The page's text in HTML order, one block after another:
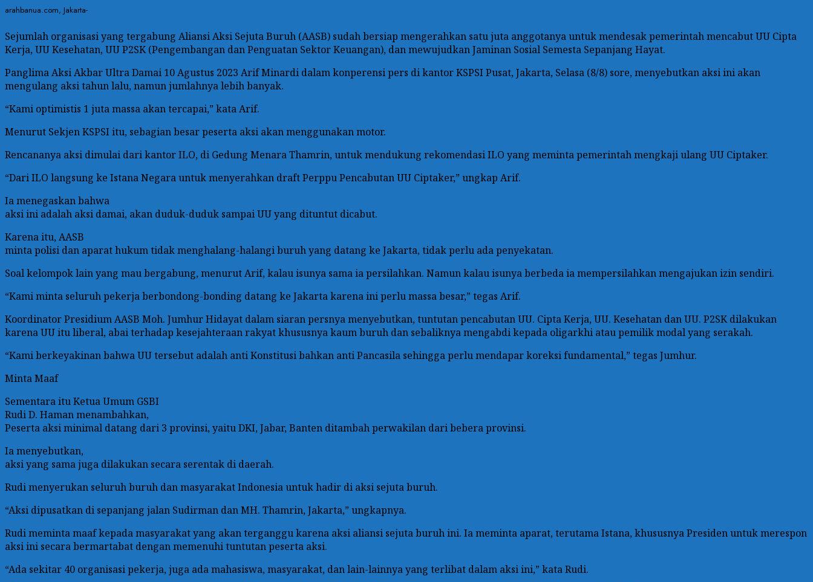
arahbanua.com, Jakarta-
Sejumlah organisasi yang tergabung Aliansi Aksi Sejuta Buruh (AASB) sudah bersiap mengerahkan satu juta anggotanya untuk mendesak pemerintah mencabut UU Cipta
Kerja, UU Kesehatan, UU P2SK (Pengembangan dan Penguatan Sektor Keuangan), dan mewujudkan Jaminan Sosial Semesta Sepanjang Hayat.
Panglima Aksi Akbar Ultra Damai 10 Agustus 2023 Arif Minardi dalam konperensi pers di kantor KSPSI Pusat, Jakarta, Selasa (8/8) sore, menyebutkan aksi ini akan
mengulang aksi tahun lalu, namun jumlahnya lebih banyak.
“Kami optimistis 1 juta massa akan tercapai,” kata Arif.
Menurut Sekjen KSPSI itu, sebagian besar peserta aksi akan menggunakan motor.
Rencananya aksi dimulai dari kantor ILO, di Gedung Menara Thamrin, untuk mendukung rekomendasi ILO yang meminta pemerintah mengkaji ulang UU Ciptaker.
“Dari ILO langsung ke Istana Negara untuk menyerahkan draft Perppu Pencabutan UU Ciptaker,” ungkap Arif.
Ia menegaskan bahwa
aksi ini adalah aksi damai, akan duduk-duduk sampai UU yang dituntut dicabut.
Karena itu, AASB
minta polisi dan aparat hukum tidak menghalang-halangi buruh yang datang ke Jakarta, tidak perlu ada penyekatan.
Soal kelompok lain yang mau bergabung, menurut Arif, kalau isunya sama ia persilahkan. Namun kalau isunya berbeda ia mempersilahkan mengajukan izin sendiri.
“Kami minta seluruh pekerja berbondong-bonding datang ke Jakarta karena ini perlu massa besar,” tegas Arif.
Koordinator Presidium AASB Moh. Jumhur Hidayat dalam siaran persnya menyebutkan, tuntutan pencabutan UU. Cipta Kerja, UU. Kesehatan dan UU. P2SK dilakukan
karena UU itu liberal, abai terhadap kesejahteraan rakyat khususnya kaum buruh dan sebaliknya mengabdi kepada oligarkhi atau pemilik modal yang serakah.
“Kami berkeyakinan bahwa UU tersebut adalah anti Konstitusi bahkan anti Pancasila sehingga perlu mendapar koreksi fundamental,” tegas Jumhur.
Minta Maaf
Sementara itu Ketua Umum GSBI
Rudi D. Haman menambahkan,
Peserta aksi minimal datang dari 3 provinsi, yaitu DKI, Jabar, Banten ditambah perwakilan dari bebera provinsi.
Ia menyebutkan,
aksi yang sama juga dilakukan secara serentak di daerah.
Rudi menyerukan seluruh buruh dan masyarakat Indonesia untuk hadir di aksi sejuta buruh.
“Aksi dipusatkan di sepanjang jalan Sudirman dan MH. Thamrin, Jakarta,” ungkapnya.
Rudi meminta maaf kepada masyarakat yang akan terganggu karena aksi aliansi sejuta buruh ini. Ia meminta aparat, terutama Istana, khususnya Presiden untuk merespon
aksi ini secara bermartabat dengan memenuhi tuntutan peserta aksi.
“Ada sekitar 40 organisasi pekerja, juga ada mahasiswa, masyarakat, dan lain-lainnya yang terlibat dalam aksi ini,” kata Rudi.